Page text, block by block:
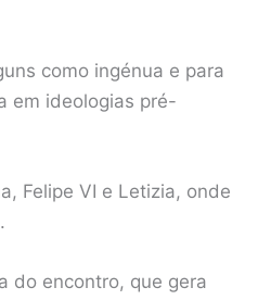
como ingénua e para
em ideologias pré-
Felipe VI e Letizia, onde
do encontro, que gera